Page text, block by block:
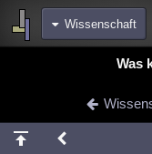
Wissenschaft
Chat Wiki
meine Rubriken
Was